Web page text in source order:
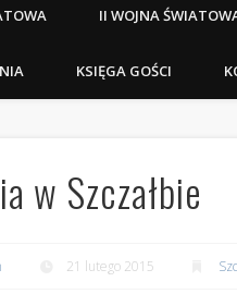
II WOJNA
KSIĘGA GOŚCI
w Szczałbie
21 lutego 2015